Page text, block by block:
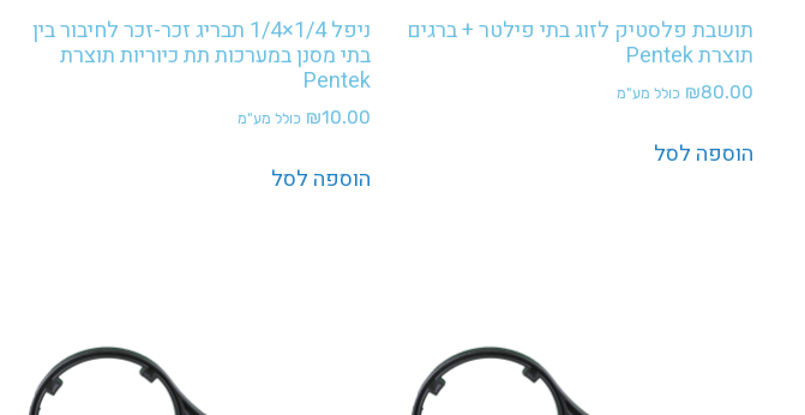
תושבת פלסטיק לזוג בתי פילטר + ברגים
תוצרת Pentek
₪80.00 כולל מע"מ
הוספה לסל
ניפל 1/4×1/4 תבריג זכר-זכר לחיבור בין
בתי מסנן במערכות תת כיוריות תוצרת
Pentek
₪10.00 כולל מע"מ
הוספה לסל